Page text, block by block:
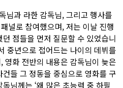
님과 라한 감독님, 그리고 행사를
널로 참여했으며, 저는 이날 진행
점들을 먼저 질문할 수 있었습니
중년으로 접어드는 나이의 데뷔를
영화 전반의 내용은 감독님이 늦은
들 그 정동을 중심으로 영화를 구
님께는 ‘왜 많은 초능력 중 하필